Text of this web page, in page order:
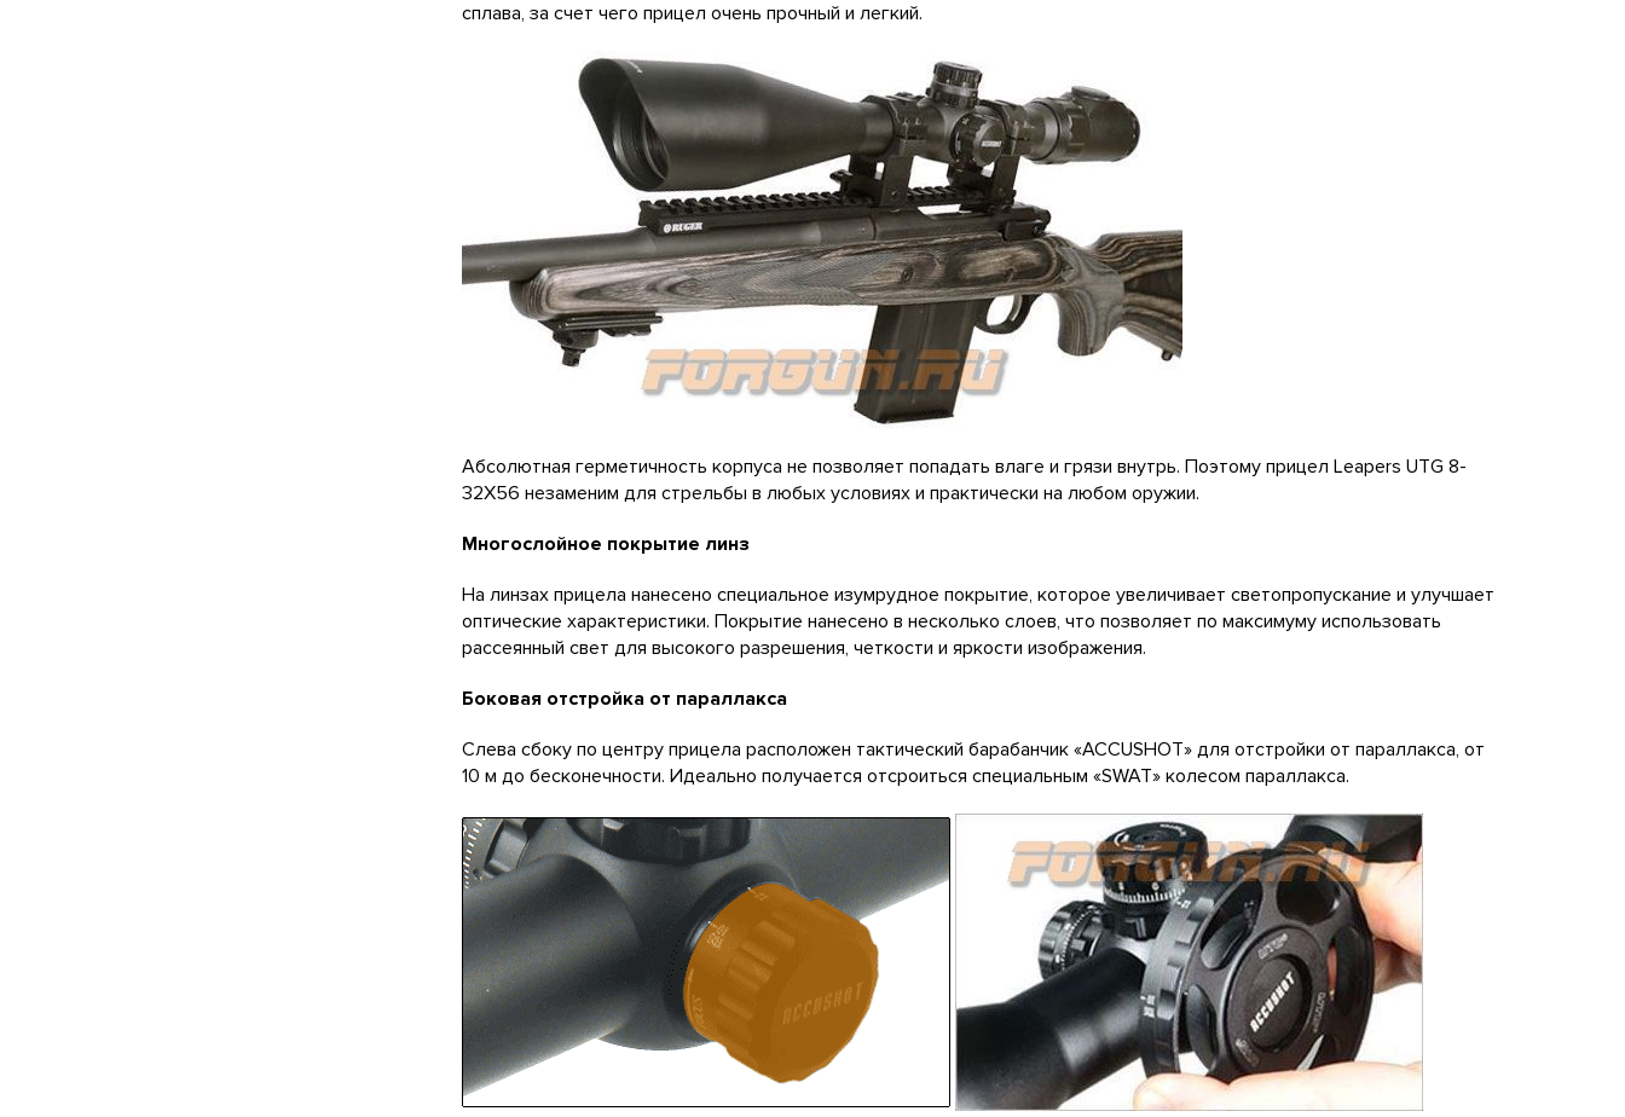
сплава, за счет чего прицел очень прочный и легкий.
Абсолютная герметичность корпуса не позволяет попадать влаге и грязи внутрь. Поэтому прицел Leapers UTG 8-
32X56 незаменим для стрельбы в любых условиях и практически на любом оружии.
Многослойное покрытие линз
На линзах прицела нанесено специальное изумрудное покрытие, которое увеличивает светопропускание и улучшает
оптические характеристики. Покрытие нанесено в несколько слоев, что позволяет по максимуму использовать
рассеянный свет для высокого разрешения, четкости и яркости изображения.
Боковая отстройка от параллакса
Слева сбоку по центру прицела расположен тактический барабанчик «ACCUSHOT» для отстройки от параллакса, от
10 м до бесконечности. Идеально получается отсроиться специальным «SWAT» колесом параллакса.